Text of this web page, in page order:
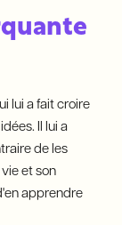
lui a fait croire
Il lui a
de les
et son
apprendre